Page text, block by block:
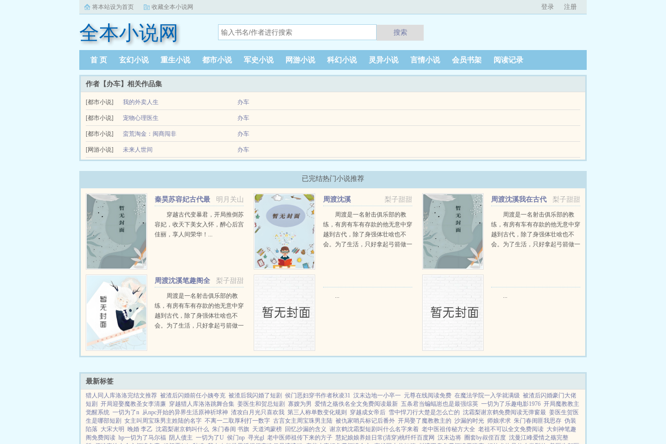
将本站设为首页 收藏全本小说网 登录 注册
全本小说网 搜索
首 页 玄幻小说 重生小说 都市小说 军史小说 网游小说 科幻小说 灵异小说 言情小说 会员书架 阅读记录
作者【办车】相关作品集
[都市小说] 我的外卖人生 办车
我刚大学毕业，找工作无门，经人家介绍，从临时的跑外卖新手，后来到合格的骑手，再组建起手团队，搭建外卖平台，成为区域的平台管家，赚取我人生中的第一桶金...
[都市小说] 宠物心理医生 办车
故事核心以沈清辞的清欢宠物诊疗馆为固定核心舞台，采用 主线悬疑单元故事双轨并行模式，每1集一个独立完整的宠物故事，横跨猫狗鸟类爬宠小众异宠等各类生灵，借动物纯粹直白
的视角，撕开都市人群的生活…...
[都市小说] 蛮荒淘金：闽商闯非 办车
核心看点负债绝境被骗入局非洲初体验文化暴击首次翻盘初识各路人脉爱情初萌芽华商多方博弈，冲突拉满，贴合真实跨境创业痛点...
[网游小说] 未来人世间 办车
已完结热门小说推荐
明月关山
秦昊苏容妃古代最
强昏君最新章节在线阅读
穿越古代变暴君，开局推倒苏
容妃，收天下美女入怀，醉心后宫
佳丽，享人间荣华！...
梨子甜甜
周渡沈溪
周渡是一名射击俱乐部的教
练，有房有车有存款的他无意中穿
越到古代，除了身强体壮啥也不
会。为了生活，只好拿起弓箭做一
梨子甜甜
周渡沈溪我在古代
当猎户小说免费在线阅读
周渡是一名射击俱乐部的教
练，有房有车有存款的他无意中穿
越到古代，除了身强体壮啥也不
会。为了生活，只好拿起弓箭做一
梨子甜甜
周渡沈溪笔趣阁全
文免费阅读
周渡是一名射击俱乐部的教
练，有房有车有存款的他无意中穿
越到古代，除了身强体壮啥也不
会。为了生活，只好拿起弓箭做一
只野兔，不会做（失望）第三天周
... ...
最新标签
猎人同人库洛洛完结文推荐 被渣后闪婚前任小姨夸克 被渣后我闪婚了短剧 侯门恶妇穿书作者秋凌31 汉末边地一小卒一 元尊在线阅读免费 在魔法学院一入学就满级 被渣后闪婚豪门大佬
短剧 开局迎娶魔教圣女李清廉 穿越猎人库洛洛跳舞合集 姜医生和贺总短剧 寡嫂为男 爱情之殇佚名全文免费阅读最新 五条君当蝙蝠崽也是最强综英 一切为了乐趣电影1976 开局魔教教主
觉醒系统 一切为了n 从npc开始的异界生活原神祈球神 渣攻白月光只喜欢我 第三人称单数变化规则 穿越成女帝后 雪中悍刀行大楚是怎么亡的 沈霜梨谢京鹤免费阅读无弹窗最 姜医生贺医
生是哪部短剧 女主叫周宝珠男主姓陆的名字 不离一二取厚利打一数字 古言女主周宝珠男主陆 被仇家哨兵标记后番外 开局娶了魔教教主的 沙漏的时光 师娘求求 朱门春闺匪我思存 伪装
陷落 大宋大明 晚婚 李乙 沈霜梨谢京鹤叫什么 朱门春闺 书旗 天道鸿蒙榜 回忆沙漏的含义 谢京鹤沈霜梨短剧叫什么名字来着 老中医祖传秘方大全 老祖不可以全文免费阅读 大剑神笔趣
阁免费阅读 hp一切为了马尔福 阴人债主 一切为了U 侯门np 寻光gl 老中医师祖传下来的方子 慧妃娘娘养娃日常(清穿)桃纤纤百度网 汉末边将 圈套by叔侄百度 沈曼江峰爱情之殇完整